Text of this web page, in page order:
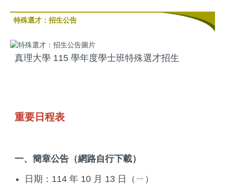
特殊選才：招生公告
真理大學 115 學年度學士班特殊選才招生
重要日程表
一、簡章公告（網路自行下載）
日期：114 年 10 月 13 日（ㄧ）